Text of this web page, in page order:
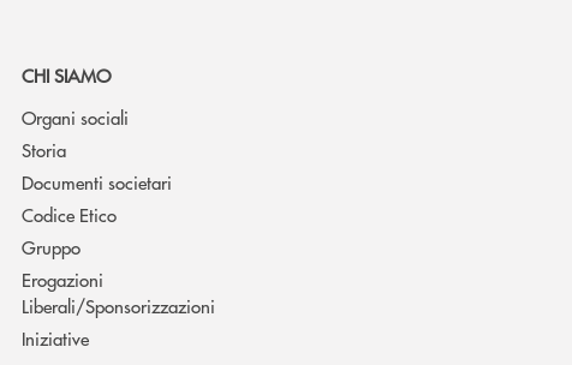
CHI SIAMO
Organi sociali
Storia
Documenti societari
Codice Etico
Gruppo
Erogazioni
Liberali/Sponsorizzazioni
Iniziative